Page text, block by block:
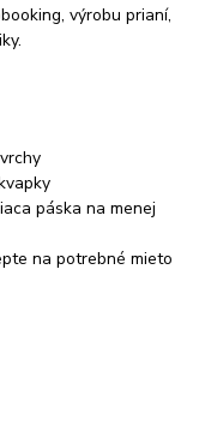
výrobu prianí,
páska na menej
na potrebné mieto